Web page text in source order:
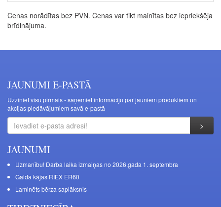
Cenas norādītas bez PVN. Cenas var tikt mainītas bez iepriekšēja
brīdinājuma.
JAUNUMI E-PASTĀ
Uzziniet visu pirmais - saņemiet informāciju par jauniem produktiem un
akcijas piedāvājumiem savā e-pastā
JAUNUMI
Uzmanību! Darba laika izmaiņas no 2026.gada 1. septembra
Galda kājas RIEX ER60
Laminēts bērza saplāksnis